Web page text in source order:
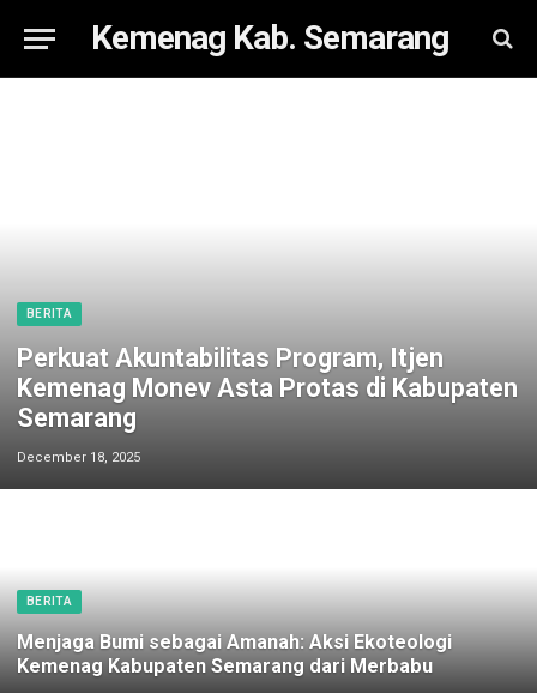
Kemenag Kab. Semarang
BERITA
Perkuat Akuntabilitas Program, Itjen
Kemenag Monev Asta Protas di Kabupaten
Semarang
December 18, 2025
BERITA
Menjaga Bumi sebagai Amanah: Aksi Ekoteologi
Kemenag Kabupaten Semarang dari Merbabu